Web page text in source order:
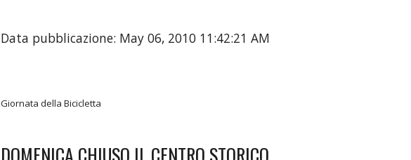
Data pubblicazione: May 06, 2010 11:42:21 AM
Giornata della Bicicletta